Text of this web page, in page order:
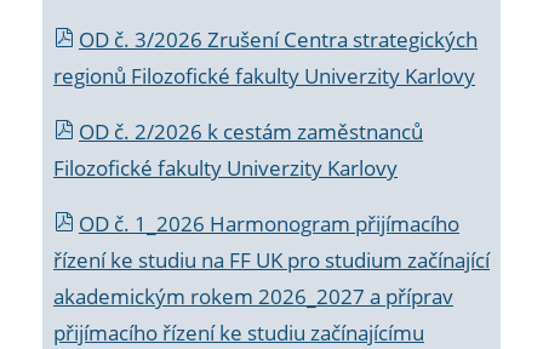
OD č. 3/2026 Zrušení Centra strategických
regionů Filozofické fakulty Univerzity Karlovy
OD č. 2/2026 k cestám zaměstnanců
Filozofické fakulty Univerzity Karlovy
OD č. 1_2026 Harmonogram přijímacího
řízení ke studiu na FF UK pro studium začínající
akademickým rokem 2026_2027 a příprav
přijímacího řízení ke studiu začínajícímu